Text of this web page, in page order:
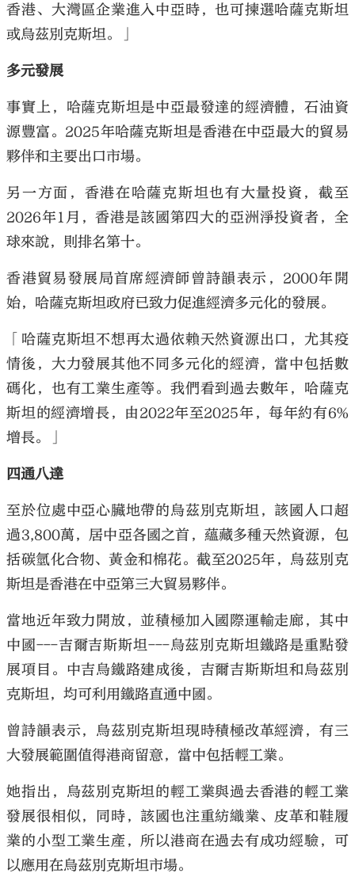
香港、大灣區企業進入中亞時，也可揀選哈薩克斯坦
或烏茲別克斯坦。」
多元發展
事實上，哈薩克斯坦是中亞最發達的經濟體，石油資
源豐富。2025年哈薩克斯坦是香港在中亞最大的貿易
夥伴和主要出口市場。
另一方面，香港在哈薩克斯坦也有大量投資，截至
2026年1月，香港是該國第四大的亞洲淨投資者，全
球來說，則排名第十。
香港貿易發展局首席經濟師曾詩韻表示，2000年開
始，哈薩克斯坦政府已致力促進經濟多元化的發展。
「哈薩克斯坦不想再太過依賴天然資源出口，尤其疫
情後，大力發展其他不同多元化的經濟，當中包括數
碼化，也有工業生產等。我們看到過去數年，哈薩克
斯坦的經濟增長，由2022年至2025年，每年約有6%
增長。」
四通八達
至於位處中亞心臟地帶的烏茲別克斯坦，該國人口超
過3,800萬，居中亞各國之首，蘊藏多種天然資源，包
括碳氫化合物、黃金和棉花。截至2025年，烏茲別克
斯坦是香港在中亞第三大貿易夥伴。
當地近年致力開放，並積極加入國際運輸走廊，其中
中國---吉爾吉斯斯坦---烏茲別克斯坦鐵路是重點發
展項目。中吉烏鐵路建成後，吉爾吉斯斯坦和烏茲別
克斯坦，均可利用鐵路直通中國。
曾詩韻表示，烏茲別克斯坦現時積極改革經濟，有三
大發展範圍值得港商留意，當中包括輕工業。
她指出，烏茲別克斯坦的輕工業與過去香港的輕工業
發展很相似，同時，該國也注重紡織業、皮革和鞋履
業的小型工業生產，所以港商在過去有成功經驗，可
以應用在烏茲別克斯坦市場。